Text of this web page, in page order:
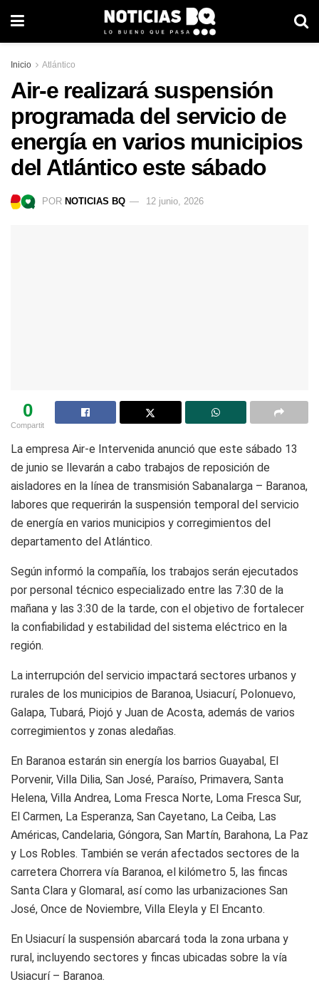
Inicio Atlántico
Air-e realizará suspensión
programada del servicio de
energía en varios municipios
del Atlántico este sábado
POR NOTICIAS BQ 12 junio, 2026
0
Compartit
La empresa Air-e Intervenida anunció que este sábado 13
de junio se llevarán a cabo trabajos de reposición de
aisladores en la línea de transmisión Sabanalarga – Baranoa,
labores que requerirán la suspensión temporal del servicio
de energía en varios municipios y corregimientos del
departamento del Atlántico.
Según informó la compañía, los trabajos serán ejecutados
por personal técnico especializado entre las 7:30 de la
mañana y las 3:30 de la tarde, con el objetivo de fortalecer
la confiabilidad y estabilidad del sistema eléctrico en la
región.
La interrupción del servicio impactará sectores urbanos y
rurales de los municipios de Baranoa, Usiacurí, Polonuevo,
Galapa, Tubará, Piojó y Juan de Acosta, además de varios
corregimientos y zonas aledañas.
En Baranoa estarán sin energía los barrios Guayabal, El
Porvenir, Villa Dilia, San José, Paraíso, Primavera, Santa
Helena, Villa Andrea, Loma Fresca Norte, Loma Fresca Sur,
El Carmen, La Esperanza, San Cayetano, La Ceiba, Las
Américas, Candelaria, Góngora, San Martín, Barahona, La Paz
y Los Robles. También se verán afectados sectores de la
carretera Chorrera vía Baranoa, el kilómetro 5, las fincas
Santa Clara y Glomaral, así como las urbanizaciones San
José, Once de Noviembre, Villa Eleyla y El Encanto.
En Usiacurí la suspensión abarcará toda la zona urbana y
rural, incluyendo sectores y fincas ubicadas sobre la vía
Usiacurí – Baranoa.